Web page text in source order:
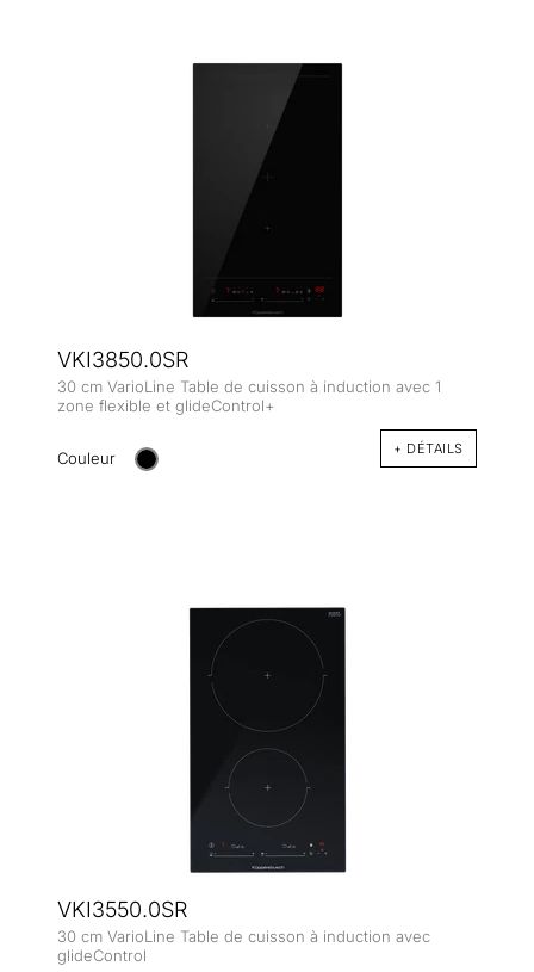
VKI3850.0SR
30 cm VarioLine Table de cuisson à induction avec 1
zone flexible et glideControl+
Couleur + DÉTAILS
VKI3550.0SR
30 cm VarioLine Table de cuisson à induction avec
glideControl